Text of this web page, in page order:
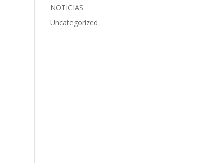
NOTICIAS
Uncategorized